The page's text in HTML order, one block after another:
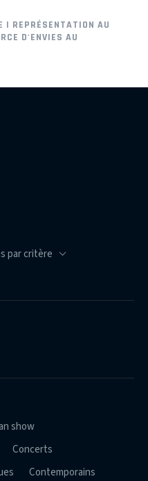
| REPRÉSENTATION AU
D'ENVIES AU
show
Concerts
Contemporains